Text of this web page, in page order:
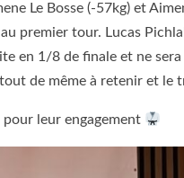
Le Bosse (-57kg) et
premier tour. Lucas
en 1/8 de finale et ne
de même à retenir et le
leur engagement